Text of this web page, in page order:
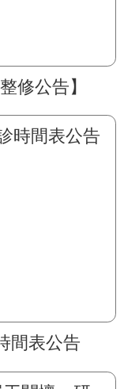
修公告】
間表公告